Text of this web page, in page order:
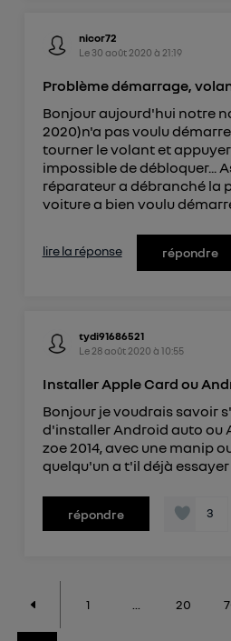
nicor72
Le 30 août 2020 à 21:19
Problème démarrage,
Bonjour aujourd'hui notre
2020)n'a pas voulu
tourner le volant et
impossible de débloquer...
réparateur a débranché la
voiture a bien voulu
lire la réponse répondre
tydi91686521
Le 28 août 2020 à 10:55
Installer Apple Card ou
Bonjour je voudrais savoir
d'installer Android auto ou
zoe 2014, avec une manip
quelqu'un a t'il déjà
répondre 3
1 20